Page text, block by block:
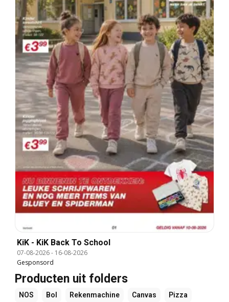
KiK - KiK Back To School
07-08-2026- 16-08-2026
Gesponsord
Producten uit folders
NOS Bol Rekenmachine Canvas Pizza